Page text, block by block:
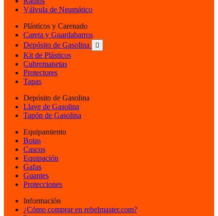
Válvula de Neumático
Plásticos y Carenado
Careta y Guardabarros
Depósito de Gasolina

Kit de Plásticos
Cubremanetas
Protectores
Tapas
Depósito de Gasolina
Llave de Gasolina
Tapón de Gasolina
Equipamiento
Botas
Cascos
Equipación
Gafas
Guantes
Protecciones
Información
¿Cómo comprar en rebelmaster.com?